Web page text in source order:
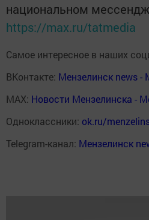
национальном
https://max.ru/tatmedia
Самое интересное в наших
ВКонтакте: Мензелинск news -
MAX: Новости Мензелинска -
Одноклассники: ok.ru/
Telegram-канал: Мензелинск